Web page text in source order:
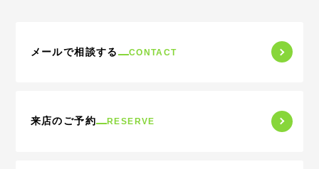
メールで相談する CONTACT
来店のご予約 RESERVE